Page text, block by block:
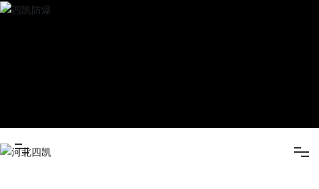
(中国)
产品
凯
营销网